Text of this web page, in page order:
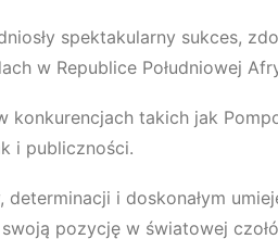
spektakularny sukces,
w Republice Południowej
konkurencjach takich jak
i publiczności.
determinacji i doskonałym
pozycję w światowej